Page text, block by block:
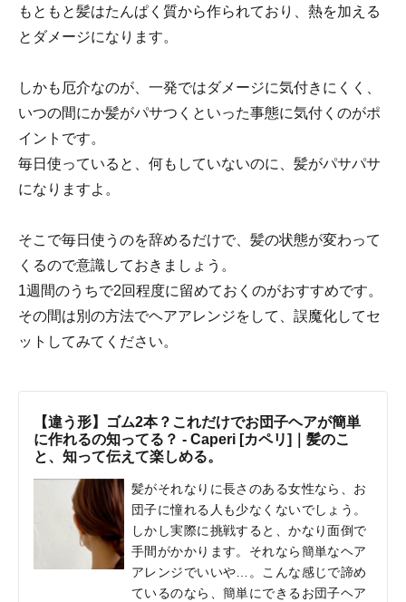
もともと髪はたんぱく質から作られており、熱を加える
とダメージになります。
しかも厄介なのが、一発ではダメージに気付きにくく、
いつの間にか髪がパサつくといった事態に気付くのがポ
イントです。
毎日使っていると、何もしていないのに、髪がパサパサ
になりますよ。
そこで毎日使うのを辞めるだけで、髪の状態が変わって
くるので意識しておきましょう。
1週間のうちで2回程度に留めておくのがおすすめです。
その間は別の方法でヘアアレンジをして、誤魔化してセ
ットしてみてください。
【違う形】ゴム2本？これだけでお団子ヘアが簡単
に作れるの知ってる？ - Caperi [カペリ]｜髪のこ
と、知って伝えて楽しめる。
髪がそれなりに長さのある女性なら、お
団子に憧れる人も少なくないでしょう。
しかし実際に挑戦すると、かなり面倒で
手間がかかります。それなら簡単なヘア
アレンジでいいや…。こんな感じで諦め
ているのなら、簡単にできるお団子ヘア